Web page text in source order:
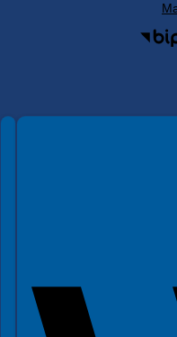
Spełniamy standardy WCAG 2.2
Spełniamy standardy W3C